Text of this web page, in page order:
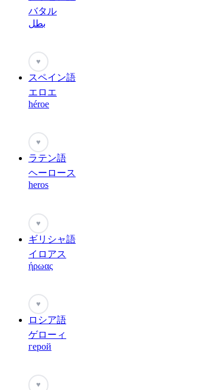
バタル
بطل
♥
スペイン語
エロエ
héroe
♥
ラテン語
ヘーロース
heros
♥
ギリシャ語
イロアス
ήρωας
♥
ロシア語
ゲローィ
герой
♥